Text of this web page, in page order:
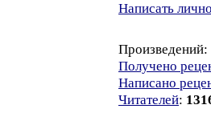
Написать
Произведений:
Получено
Написано
Читателей: